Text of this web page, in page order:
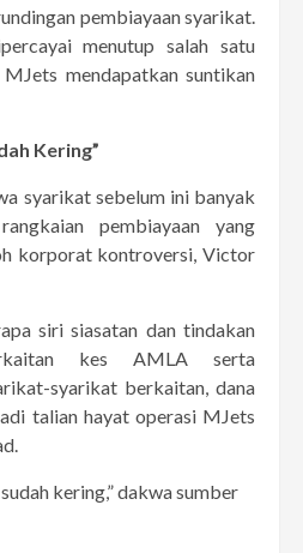
pembiayaan syarikat.
menutup salah satu
mendapatkan suntikan
Kering”
syarikat sebelum ini banyak
pembiayaan yang
korporat kontroversi, Victor
siri siasatan dan tindakan
kes AMLA serta
syarikat berkaitan, dana
talian hayat operasi MJets
kering,” dakwa sumber